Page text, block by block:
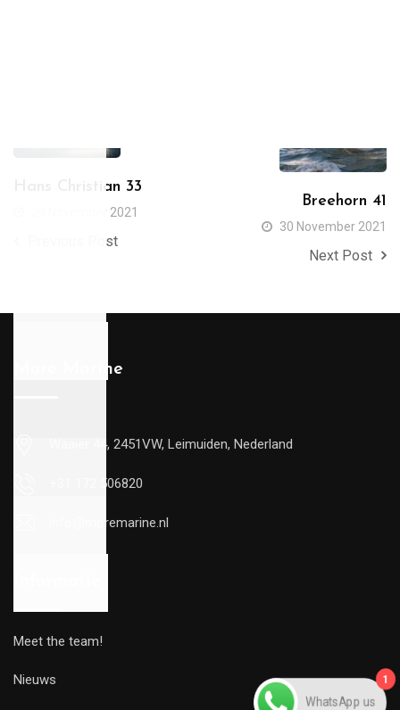
Hans Christian 33
29 November 2021
Previous Post
Breehorn 41
30 November 2021
Next Post
More Marine
Waaier 44, 2451VW, Leimuiden, Nederland
+31 172 506820
info@moremarine.nl
Meet the team!
Nieuws
1